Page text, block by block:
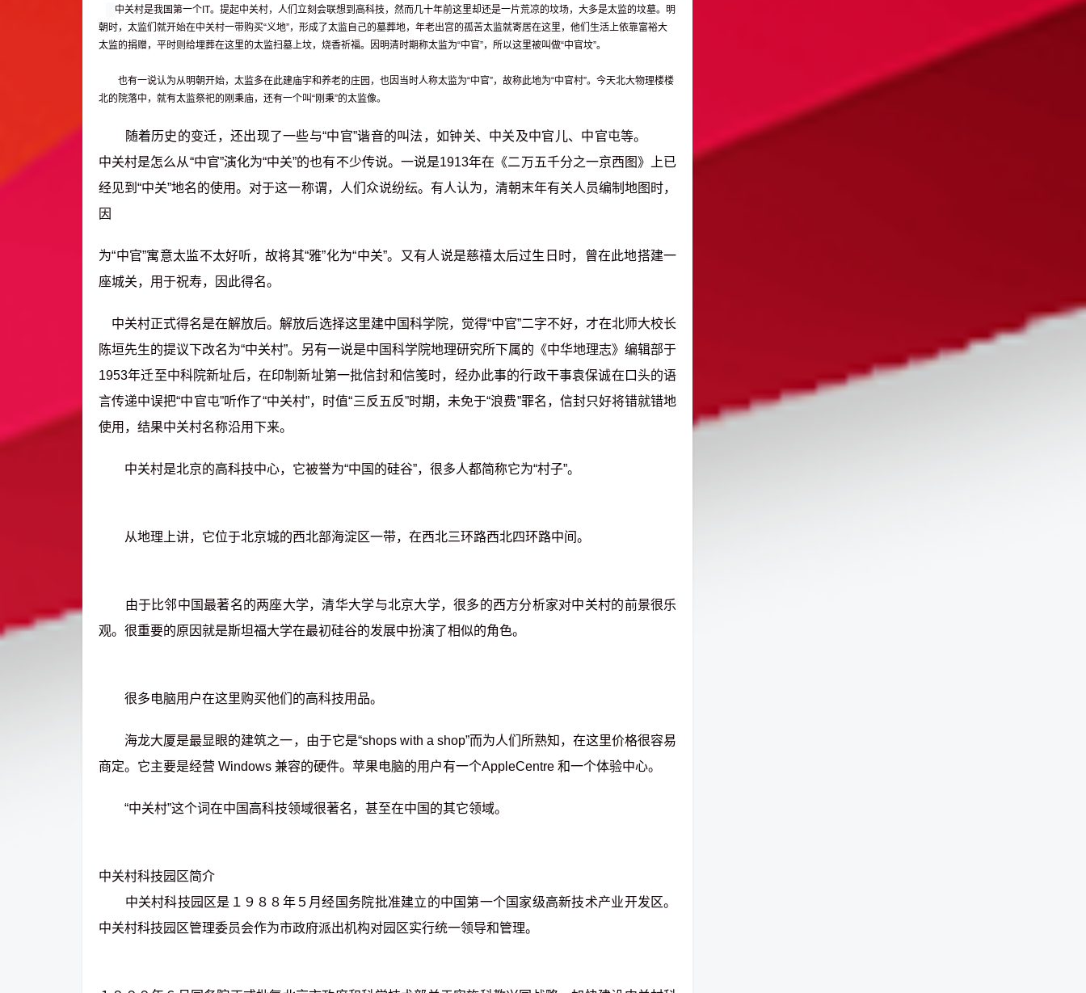
中关村是我国第一个IT。提起中关村，人们立刻会联想到高科技，然而几十年前这里却还是一片荒凉的坟场，大多是太监的坟墓。明
朝时，太监们就开始在中关村一带购买“义地”，形成了太监自己的墓葬地，年老出宫的孤苦太监就寄居在这里，他们生活上依靠富裕大
太监的捐赠，平时则给埋葬在这里的太监扫墓上坟，烧香祈福。因明清时期称太监为“中官”，所以这里被叫做“中官坟”。
也有一说认为从明朝开始，太监多在此建庙宇和养老的庄园，也因当时人称太监为“中官”，故称此地为“中官村”。今天北大物理楼楼
北的院落中，就有太监祭祀的刚秉庙，还有一个叫“刚秉”的太监像。
随着历史的变迁，还出现了一些与“中官”谐音的叫法，如钟关、中关及中官儿、中官屯等。
中关村是怎么从“中官”演化为“中关”的也有不少传说。一说是1913年在《二万五千分之一京西图》上已
经见到“中关”地名的使用。对于这一称谓，人们众说纷纭。有人认为，清朝末年有关人员编制地图时，
因
为“中官”寓意太监不太好听，故将其“雅”化为“中关”。又有人说是慈禧太后过生日时，曾在此地搭建一
座城关，用于祝寿，因此得名。
中关村正式得名是在解放后。解放后选择这里建中国科学院，觉得“中官”二字不好，才在北师大校长
陈垣先生的提议下改名为“中关村”。另有一说是中国科学院地理研究所下属的《中华地理志》编辑部于
1953年迁至中科院新址后，在印制新址第一批信封和信笺时，经办此事的行政干事袁保诚在口头的语
言传递中误把“中官屯”听作了“中关村”，时值“三反五反”时期，未免于“浪费”罪名，信封只好将错就错地
使用，结果中关村名称沿用下来。
中关村是北京的高科技中心，它被誉为“中国的硅谷”，很多人都简称它为“村子”。
从地理上讲，它位于北京城的西北部海淀区一带，在西北三环路西北四环路中间。
由于比邻中国最著名的两座大学，清华大学与北京大学，很多的西方分析家对中关村的前景很乐
观。很重要的原因就是斯坦福大学在最初硅谷的发展中扮演了相似的角色。
很多电脑用户在这里购买他们的高科技用品。
海龙大厦是最显眼的建筑之一，由于它是“shops with a shop”而为人们所熟知，在这里价格很容易
商定。它主要是经营 Windows 兼容的硬件。苹果电脑的用户有一个AppleCentre 和一个体验中心。
“中关村”这个词在中国高科技领域很著名，甚至在中国的其它领域。
中关村科技园区简介
中关村科技园区是１９８８年５月经国务院批准建立的中国第一个国家级高新技术产业开发区。
中关村科技园区管理委员会作为市政府派出机构对园区实行统一领导和管理。